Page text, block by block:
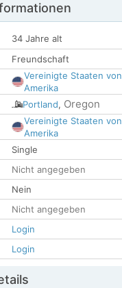
34 Jahre alt
Freundschaft
Vereinigte Staaten von
Amerika
Portland, Oregon
Vereinigte Staaten von
Amerika
Single
Nicht angegeben
Nein
Nicht angegeben
Login
Login